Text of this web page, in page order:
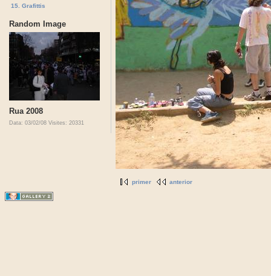
15. Grafittis
Random Image
Rua 2008
Data: 03/02/08 Visites: 20331
primer anterior